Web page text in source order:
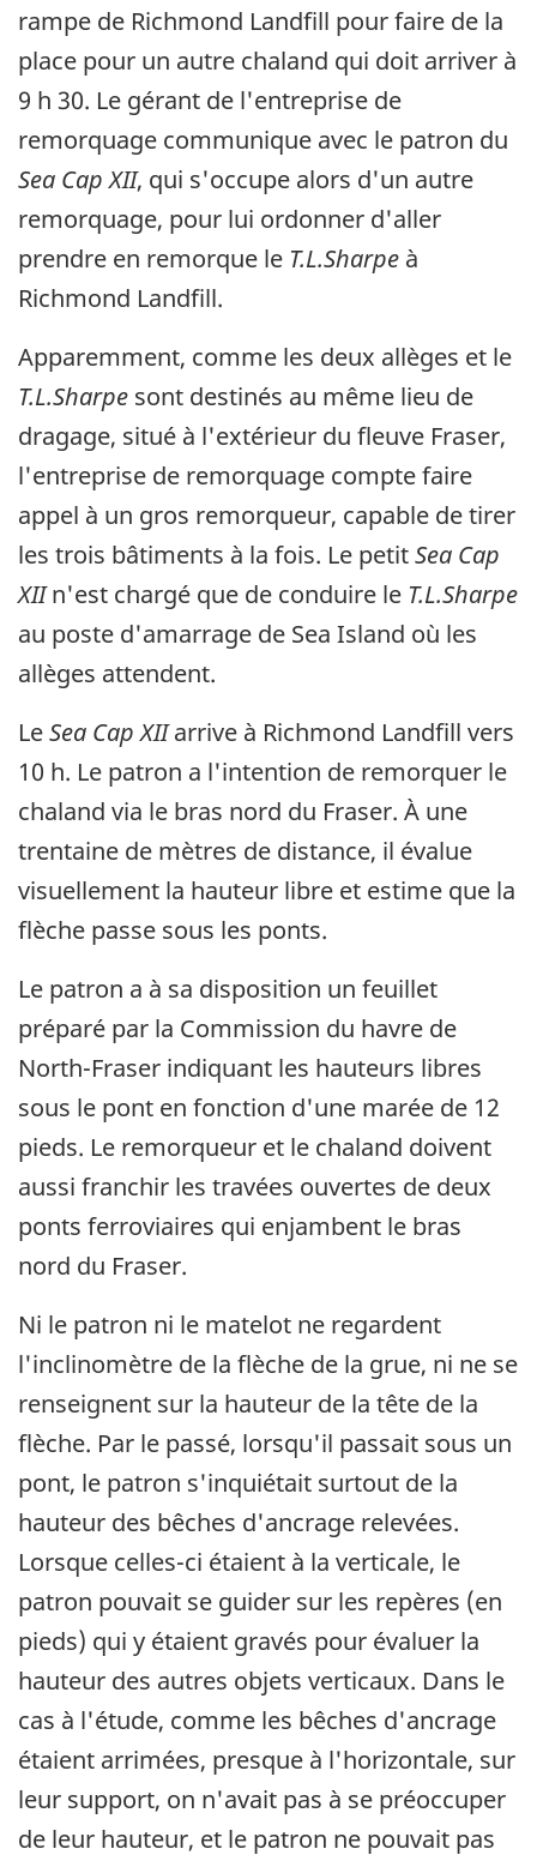
rampe de Richmond Landfill pour faire de la
place pour un autre chaland qui doit arriver à
9 h 30. Le gérant de l'entreprise de
remorquage communique avec le patron du
Sea Cap XII, qui s'occupe alors d'un autre
remorquage, pour lui ordonner d'aller
prendre en remorque le T.L.Sharpe à
Richmond Landfill.
Apparemment, comme les deux allèges et le
T.L.Sharpe sont destinés au même lieu de
dragage, situé à l'extérieur du fleuve Fraser,
l'entreprise de remorquage compte faire
appel à un gros remorqueur, capable de tirer
les trois bâtiments à la fois. Le petitSea Cap
XIIn'est chargé que de conduire le T.L.Sharpe
au poste d'amarrage de Sea Island où les
allèges attendent.
LeSea Cap XIIarrive à Richmond Landfill vers
10 h. Le patron a l'intention de remorquer le
chaland via le bras nord du Fraser. À une
trentaine de mètres de distance, il évalue
visuellement la hauteur libre et estime que la
flèche passe sous les ponts.
Le patron a à sa disposition un feuillet
préparé par la Commission du havre de
North-Fraser indiquant les hauteurs libres
sous le pont en fonction d'une marée de 12
pieds. Le remorqueur et le chaland doivent
aussi franchir les travées ouvertes de deux
ponts ferroviaires qui enjambent le bras
nord du Fraser.
Ni le patron ni le matelot ne regardent
l'inclinomètre de la flèche de la grue, ni ne se
renseignent sur la hauteur de la tête de la
flèche. Par le passé, lorsqu'il passait sous un
pont, le patron s'inquiétait surtout de la
hauteur des bêches d'ancrage relevées.
Lorsque celles-ci étaient à la verticale, le
patron pouvait se guider sur les repères (en
pieds) qui y étaient gravés pour évaluer la
hauteur des autres objets verticaux. Dans le
cas à l'étude, comme les bêches d'ancrage
étaient arrimées, presque à l'horizontale, sur
leur support, on n'avait pas à se préoccuper
de leur hauteur, et le patron ne pouvait pas